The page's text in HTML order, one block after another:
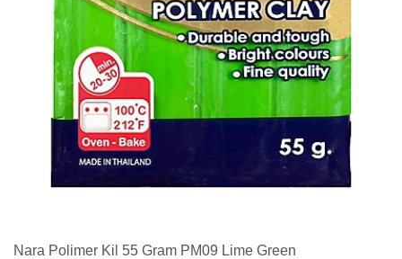
Nara Polimer Kil 55 Gram PM09 Lime Green